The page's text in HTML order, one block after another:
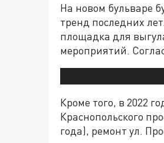
На новом бульваре
тренд последних
площадка для
мероприятий.
Кроме того, в 2022
Краснопольского
года), ремонт ул.